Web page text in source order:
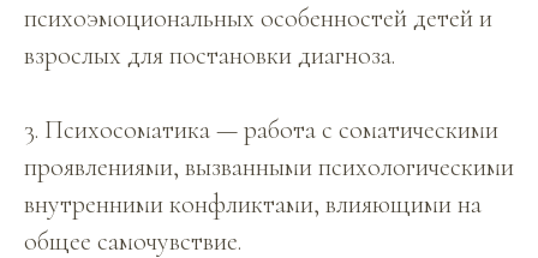
психоэмоциональных особенностей детей и
взрослых для постановки диагноза.
3. Психосоматика — работа с соматическими
проявлениями, вызванными психологическими
внутренними конфликтами, влияющими на
общее самочувствие.